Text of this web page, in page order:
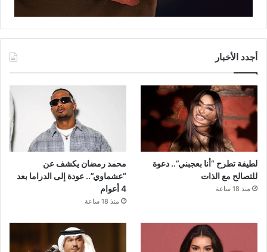
أجدد الأخبار
لطيفة تطرح “أنا بعجبني”.. دعوة
للتصالح مع الذات
منذ 18 ساعة
محمد رمضان يكشف عن
“عشماوي”.. عودة إلى الدراما بعد
4 أعوام
منذ 18 ساعة